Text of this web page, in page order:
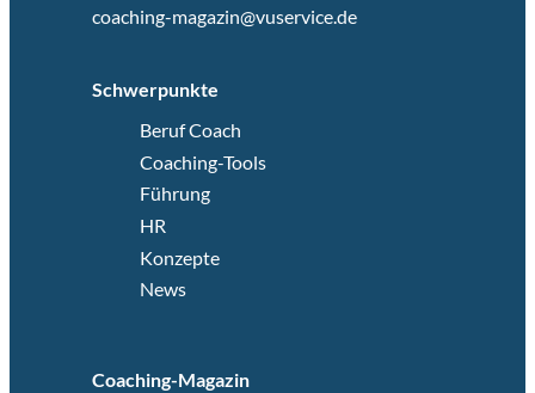
coaching-magazin@vuservice.de
Schwerpunkte
Beruf Coach
Coaching-Tools
Führung
HR
Konzepte
News
Coaching-Magazin